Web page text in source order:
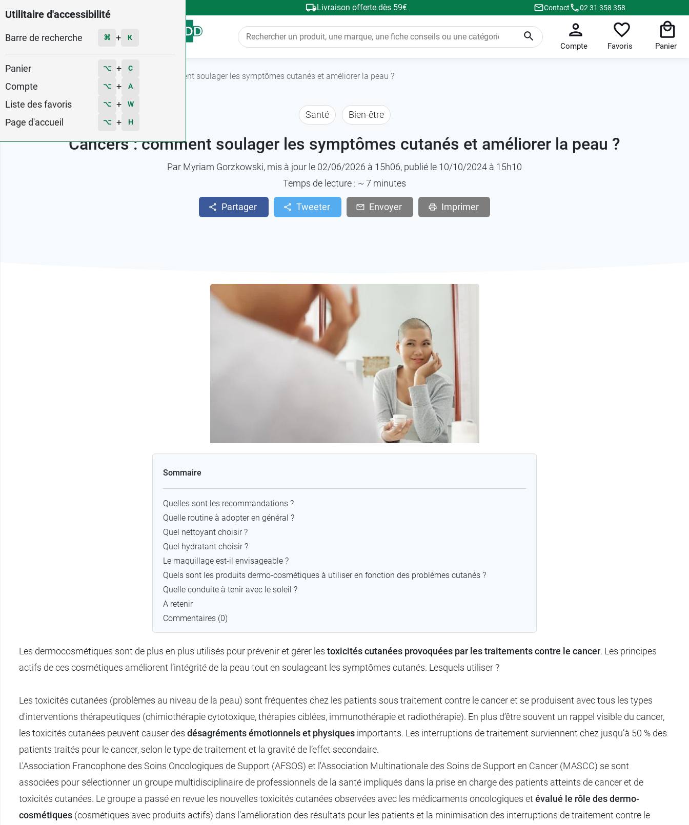
Utilitaire d'accessibilité
Barre de recherche ⌘ + K
Panier ⌥ + C
Compte ⌥ + A
Liste des favoris ⌥ + W
Page d'accueil ⌥ + H
Livraison offerte dès 59€ Contact 02 31 358 358
Menu
Compte Favoris Panier
Cancers : comment soulager les symptômes cutanés et améliorer la peau ?
Santé Bien-être
Cancers : comment soulager les symptômes cutanés et améliorer la peau ?
Par Myriam Gorzkowski, mis à jour le 02/06/2026 à 15h06, publié le 10/10/2024 à 15h10
Temps de lecture : ~ 7 minutes
Partager Tweeter Envoyer Imprimer
Sommaire
Quelles sont les recommandations ?
Quelle routine à adopter en général ?
Quel nettoyant choisir ?
Quel hydratant choisir ?
Le maquillage est-il envisageable ?
Quels sont les produits dermo-cosmétiques à utiliser en fonction des problèmes cutanés ?
Quelle conduite à tenir avec le soleil ?
A retenir
Commentaires (0)
Les dermocosmétiques sont de plus en plus utilisés pour prévenir et gérer les toxicités cutanées provoquées par les traitements contre le cancer. Les principes
actifs de ces cosmétiques améliorent l’intégrité de la peau tout en soulageant les symptômes cutanés. Lesquels utiliser ?
Les toxicités cutanées (problèmes au niveau de la peau) sont fréquentes chez les patients sous traitement contre le cancer et se produisent avec tous les types
d'interventions thérapeutiques (chimiothérapie cytotoxique, thérapies ciblées, immunothérapie et radiothérapie). En plus d’être souvent un rappel visible du cancer,
les toxicités cutanées peuvent causer des désagréments émotionnels et physiques importants. Les interruptions de traitement surviennent chez jusqu’à 50 % des
patients traités pour le cancer, selon le type de traitement et la gravité de l’effet secondaire.
L'Association Francophone des Soins Oncologiques de Support (AFSOS) et l'Association Multinationale des Soins de Support en Cancer (MASCC) se sont
associées pour sélectionner un groupe multidisciplinaire de professionnels de la santé impliqués dans la prise en charge des patients atteints de cancer et de
toxicités cutanées. Le groupe a passé en revue les nouvelles toxicités cutanées observées avec les médicaments oncologiques et évalué le rôle des dermo-
cosmétiques (cosmétiques avec produits actifs) dans l'amélioration des résultats pour les patients et la minimisation des interruptions de traitement contre le